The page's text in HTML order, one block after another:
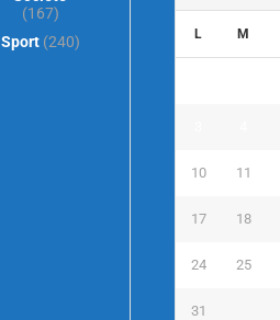
(167)
Sport(240) L M
10 11
17 18
24 25
31